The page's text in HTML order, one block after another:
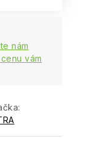
nám
vám